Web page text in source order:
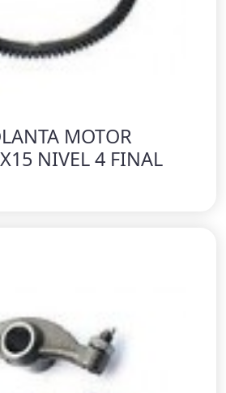
MOTOR
NIVEL 4 FINAL